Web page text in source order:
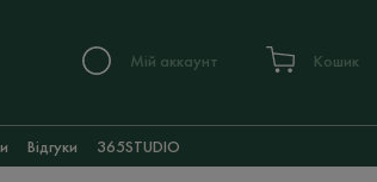
Мій аккаунт Кошик
Відгуки 365STUDIO